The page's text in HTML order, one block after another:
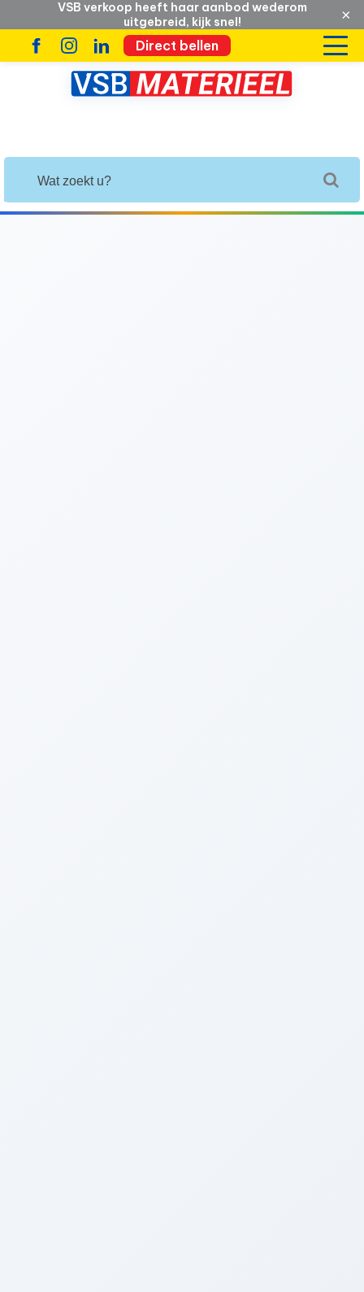
VSB verkoop heeft haar aanbod wederom
uitgebreid, kijk snel!
×
Direct bellen